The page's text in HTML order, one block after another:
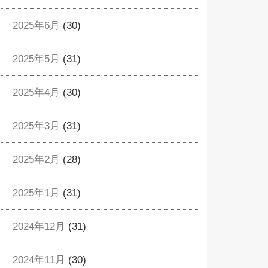
2025年6月 (30)
2025年5月 (31)
2025年4月 (30)
2025年3月 (31)
2025年2月 (28)
2025年1月 (31)
2024年12月 (31)
2024年11月 (30)